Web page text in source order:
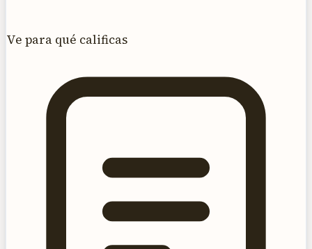
Ve para qué calificas